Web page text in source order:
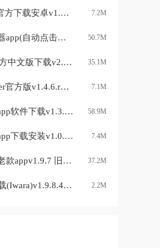
nimoo Ai官方下载安卓v1.0.0 中文版 7.2M
自动连点器app(自动点击器)v2.0.12 安卓版 50.7M
poipiku官方中文版下载v2.0.237 安卓版 35.1M
AxManager官方版v1.4.6.r336 最新版 7.1M
点亮智能app软件下载v1.3.6 官方正版 58.9M
海草助手app下载安装v1.0.0 正版 7.4M
南京远驱老款appv1.9.7 旧版本 37.2M
i站APP下载(Iwara)v1.9.8.4.5 官方版 2.2M